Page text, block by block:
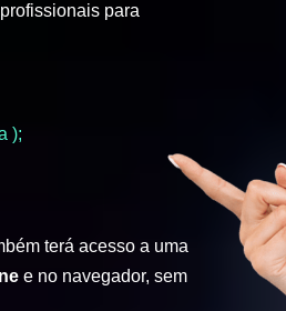
para
);
terá acesso a uma
e no navegador, sem